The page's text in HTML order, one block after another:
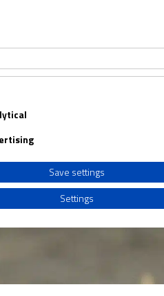
different sources
Save settings
Settings